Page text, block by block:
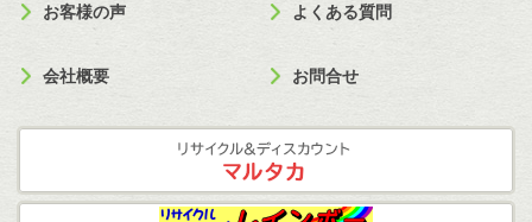
お客様の声 よくある質問
会社概要 お問合せ